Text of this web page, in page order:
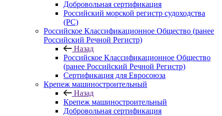
Добровольная сертификация
Российский морской регистр судоходства
(РС)
Российское Классификационное Общество (ранее
Российский Речной Регистр)
Назад
Российское Классификационное Общество
(ранее Российский Речной Регистр)
Сертификация для Евросоюза
Крепеж машиностроительный
Назад
Крепеж машиностроительный
Добровольная сертификация